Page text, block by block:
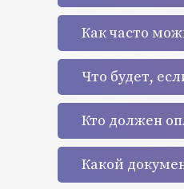
Как часто
Что будет,
Кто должен
Какой